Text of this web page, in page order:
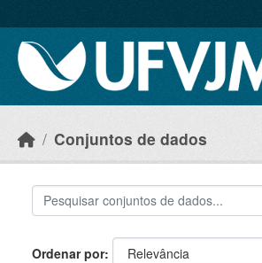
Conjuntos de dados
Ordenar por